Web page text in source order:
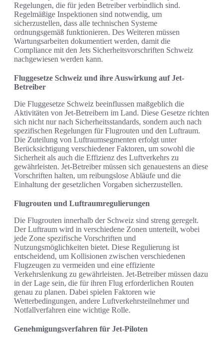
Regelungen, die für jeden Betreiber verbindlich sind.
Regelmäßige Inspektionen sind notwendig, um
sicherzustellen, dass alle technischen Systeme
ordnungsgemäß funktionieren. Des Weiteren müssen
Wartungsarbeiten dokumentiert werden, damit die
Compliance mit den Jets Sicherheitsvorschriften Schweiz
nachgewiesen werden kann.
Fluggesetze Schweiz und ihre Auswirkung auf Jet-
Betreiber
Die Fluggesetze Schweiz beeinflussen maßgeblich die
Aktivitäten von Jet-Betreibern im Land. Diese Gesetze richten
sich nicht nur nach Sicherheitsstandards, sondern auch nach
spezifischen Regelungen für Flugrouten und den Luftraum.
Die Zuteilung von Luftraumsegmenten erfolgt unter
Berücksichtigung verschiedener Faktoren, um sowohl die
Sicherheit als auch die Effizienz des Luftverkehrs zu
gewährleisten. Jet-Betreiber müssen sich genauestens an diese
Vorschriften halten, um reibungslose Abläufe und die
Einhaltung der gesetzlichen Vorgaben sicherzustellen.
Flugrouten und Luftraumregulierungen
Die Flugrouten innerhalb der Schweiz sind streng geregelt.
Der Luftraum wird in verschiedene Zonen unterteilt, wobei
jede Zone spezifische Vorschriften und
Nutzungsmöglichkeiten bietet. Diese Regulierung ist
entscheidend, um Kollisionen zwischen verschiedenen
Flugzeugen zu vermeiden und eine effiziente
Verkehrslenkung zu gewährleisten. Jet-Betreiber müssen dazu
in der Lage sein, die für ihren Flug erforderlichen Routen
genau zu planen. Dabei spielen Faktoren wie
Wetterbedingungen, andere Luftverkehrsteilnehmer und
Notfallverfahren eine wichtige Rolle.
Genehmigungsverfahren für Jet-Piloten